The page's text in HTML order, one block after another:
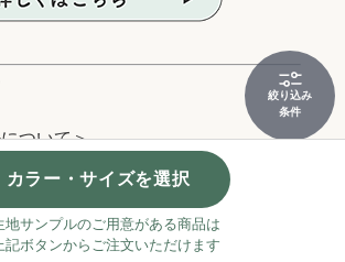
絞り込み
条件
カラー・サイズを選択
サンプルのご用意がある商品は
ボタンからご注文いただけます
ついて＞
ペットの場合】
りません。施工業者様へご依頼くださ